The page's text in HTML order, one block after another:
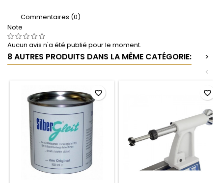
Commentaires (0)
Note
Aucun avis n'a été publié pour le moment.
8 AUTRES PRODUITS DANS LA MÊME CATÉGORIE:
>
<
favorite_border favorite_border